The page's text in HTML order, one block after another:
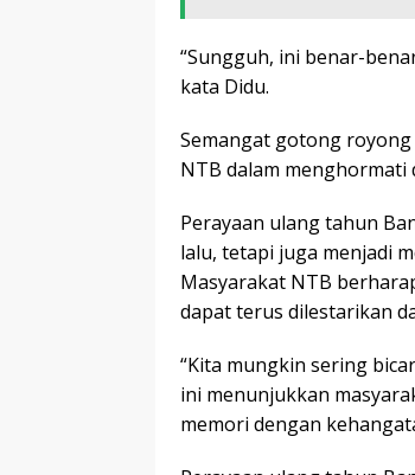
“Sungguh, ini benar-
kata Didu.
Semangat gotong
NTB dalam menghormati
Perayaan ulang tahun
lalu, tetapi juga menjadi
Masyarakat NTB
dapat terus dilestarikan
“Kita mungkin sering
ini menunjukkan
memori dengan